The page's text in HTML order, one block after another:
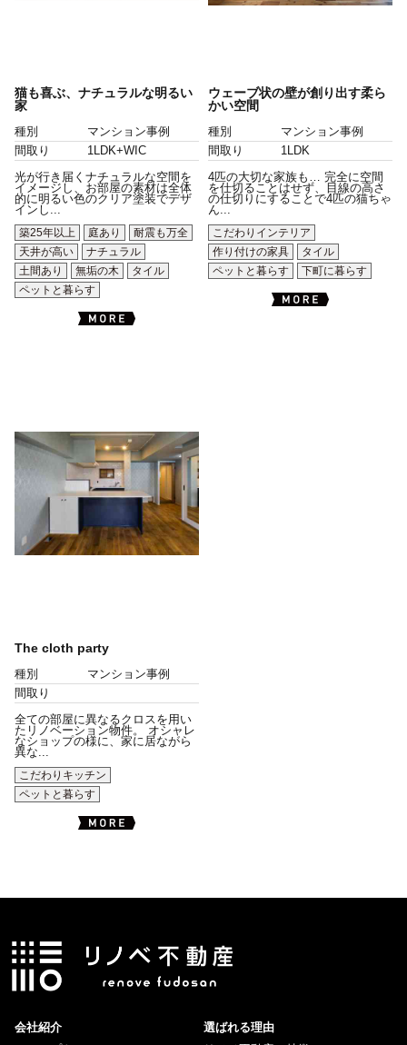
猫も喜ぶ、ナチュラルな明るい
家
種別
マンション事例
間取り
1LDK+WIC
光が行き届くナチュラルな空間を
イメージし、お部屋の素材は全体
的に明るい色のクリア塗装でデザ
インし...
築25年以上
庭あり
耐震も万全
天井が高い
ナチュラル
土間あり
無垢の木
タイル
ペットと暮らす
ウェーブ状の壁が創り出す柔ら
かい空間
種別
マンション事例
間取り
1LDK
4匹の大切な家族も… 完全に空間
を仕切ることはせず、目線の高さ
の仕切りにすることで4匹の猫ちゃ
ん...
こだわりインテリア
作り付けの家具
タイル
ペットと暮らす
下町に暮らす
The cloth party
種別
マンション事例
間取り
全ての部屋に異なるクロスを用い
たリノベーション物件。 オシャレ
なショップの様に、家に居ながら
異な...
こだわりキッチン
ペットと暮らす
会社紹介
選ばれる理由